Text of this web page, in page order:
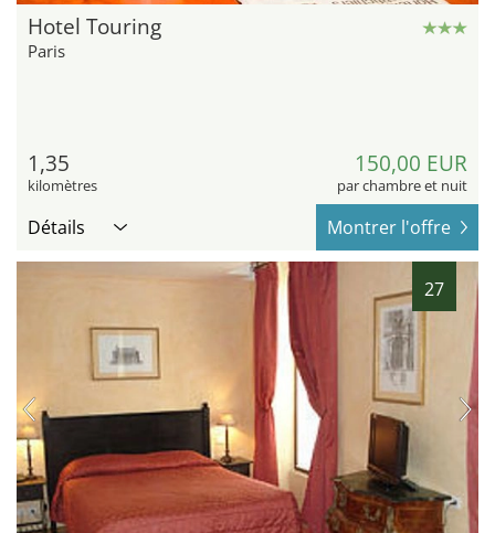
Hotel Touring
Paris
1,35
kilomètres
150,00 EUR
par chambre et nuit
Détails Montrer l'offre
27